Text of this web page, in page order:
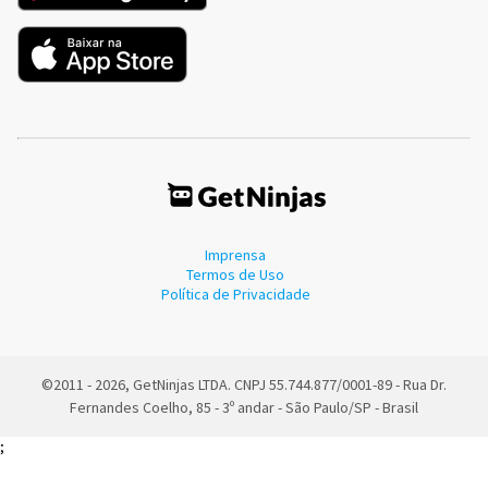
Imprensa
Termos de Uso
Política de Privacidade
©2011 - 2026, GetNinjas LTDA. CNPJ 55.744.877/0001-89 - Rua Dr.
Fernandes Coelho, 85 - 3º andar - São Paulo/SP - Brasil
;